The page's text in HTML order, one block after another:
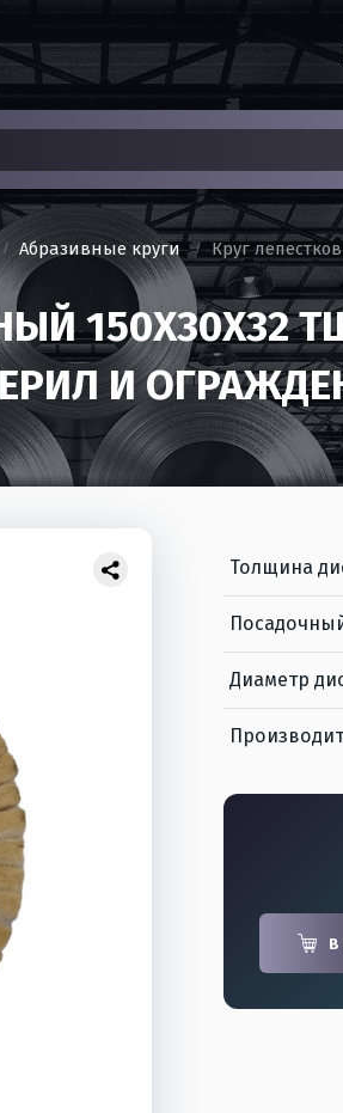
Абразивные круги Круг
150Х30Х32
И
Толщина
Диаметр
В